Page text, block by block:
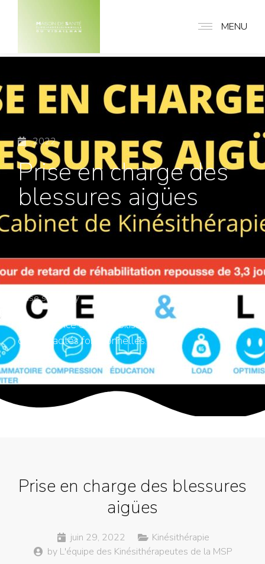
MENU
2022
Prise en charge des
blessures aigües
Case summery
L'importance de la mobilisation dans la rééducation
des capacités fonctionnelles.
Prise en charge des blessures
aigües
juin 29, 2022
Kinésithérapie
by L'équipe des Kinésithérapeutes de la MSP